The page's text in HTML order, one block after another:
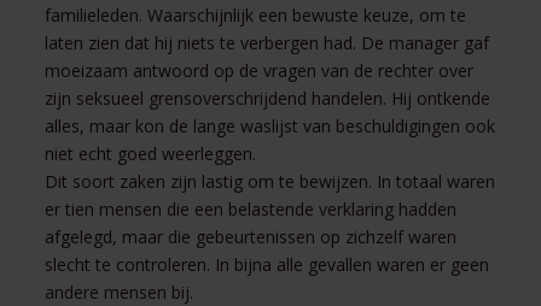
familieleden. Waarschijnlijk een bewuste keuze, om te
laten zien dat hij niets te verbergen had. De manager gaf
moeizaam antwoord op de vragen van de rechter over
zijn seksueel grensoverschrijdend handelen. Hij ontkende
alles, maar kon de lange waslijst van beschuldigingen ook
niet echt goed weerleggen.
Dit soort zaken zijn lastig om te bewijzen. In totaal waren
er tien mensen die een belastende verklaring hadden
afgelegd, maar die gebeurtenissen op zichzelf waren
slecht te controleren. In bijna alle gevallen waren er geen
andere mensen bij.